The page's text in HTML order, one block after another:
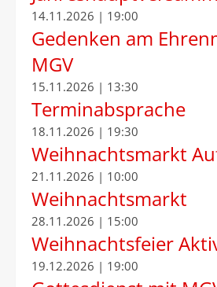
14.11.2026 | 19:00
Gedenken am
MGV
15.11.2026 | 13:30
Terminabsprache
18.11.2026 | 19:30
Weihnachtsmarkt
21.11.2026 | 10:00
Weihnachtsmarkt
28.11.2026 | 15:00
Weihnachtsfeier
19.12.2026 | 19:00